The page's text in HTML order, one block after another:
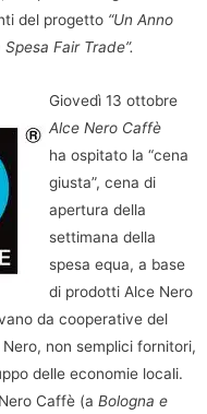
del progetto “Un Anno
Fair Trade”.
Giovedì 13 ottobre
Alce Nero Caffè
ha ospitato la “cena
giusta”, cena di
apertura della
settimana della
spesa equa, a base
di prodotti Alce Nero
da cooperative del
non semplici fornitori,
delle economie locali.
Caffè (a Bologna e